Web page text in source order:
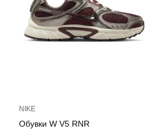
NIKE
Обувки W V5 RNR